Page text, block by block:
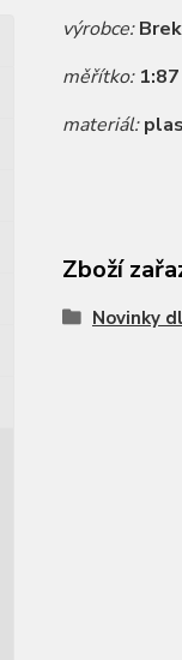
výrobce:
měřítko: 1:87
materiál:
Zboží
Novinky